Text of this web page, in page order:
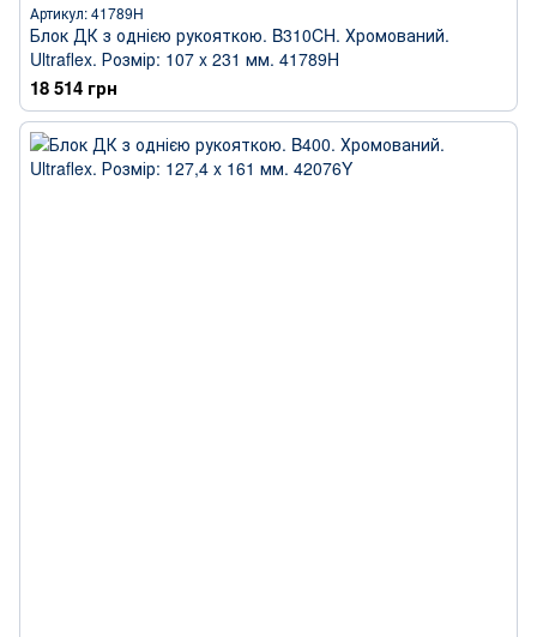
Артикул: 41789H
Блок ДК з однією рукояткою. B310CH. Хромований.
Ultraflex. Розмір: 107 x 231 мм. 41789H
18 514 грн